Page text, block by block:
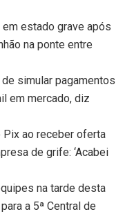
estado grave após
na ponte entre
simular pagamentos
em mercado, diz
ao receber oferta
de grife: ‘Acabei
na tarde desta
a 5ª Central de